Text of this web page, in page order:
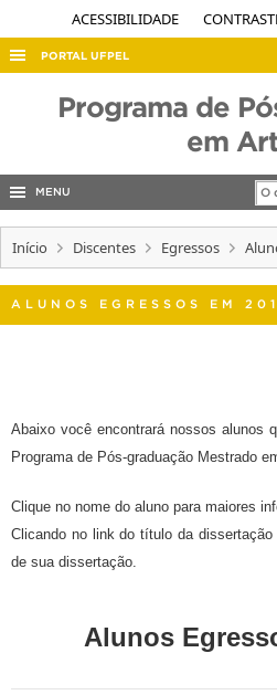
ACESSIBILIDADE
PORTAL UFPEL
EDITAIS
Programa de
em
MENU
Início Discentes Egressos
ALUNOS EGRESSOS EM
Abaixo você encontrará nossos alunos
Programa de Pós-graduação Mestrado
Clique no nome do aluno para maiores
Clicando no link do título da
de sua dissertação.
Alunos